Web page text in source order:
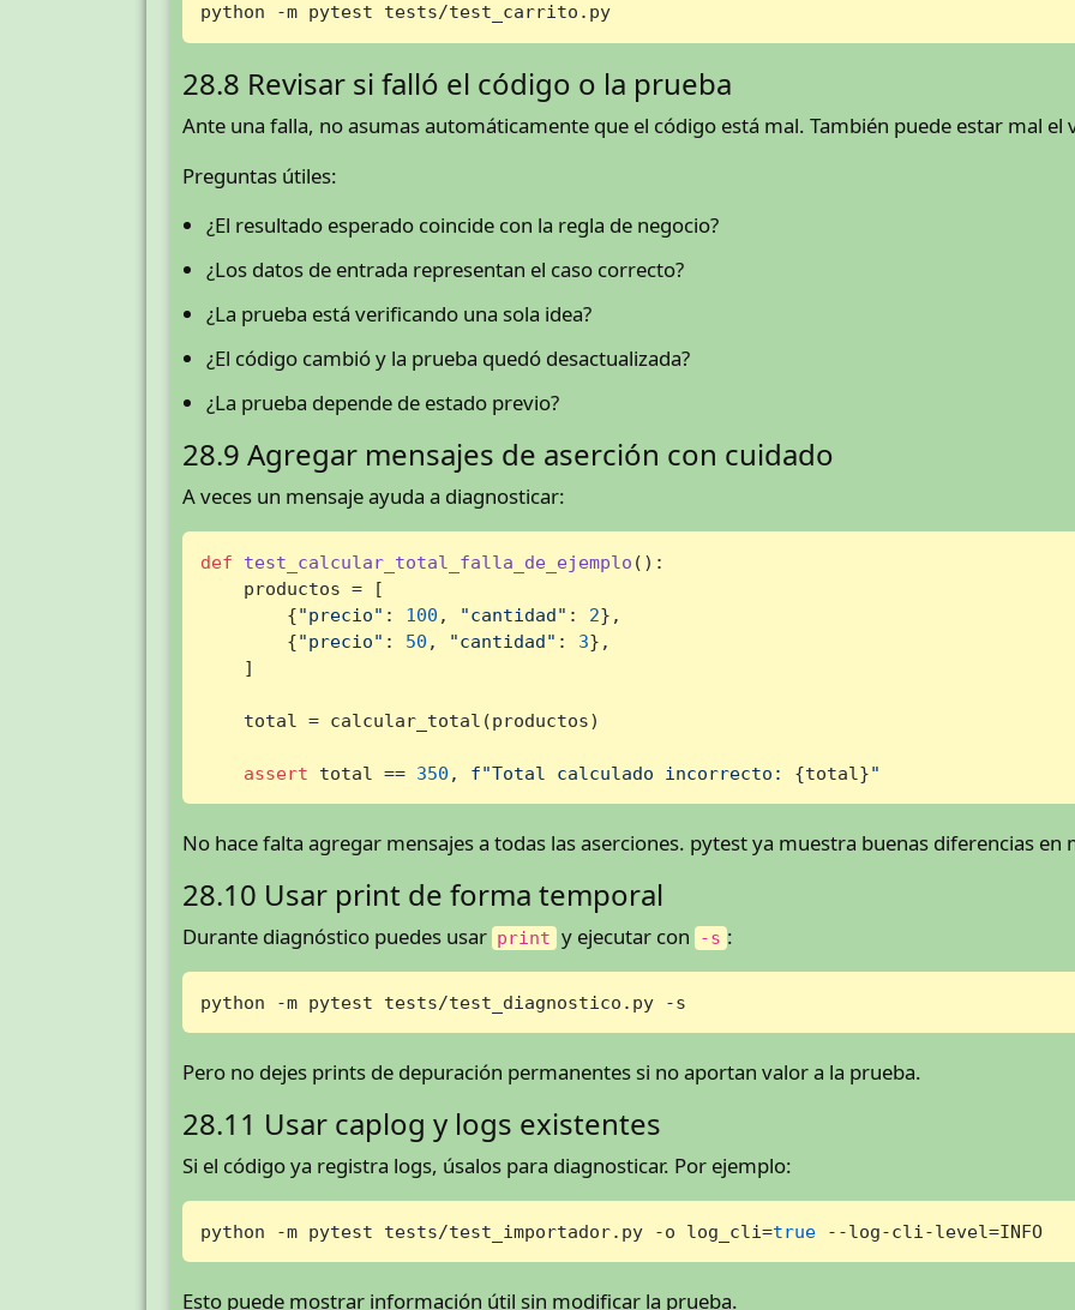
python -m pytest tests/test_carrito.py
28.8 Revisar si falló el código o la prueba
Ante una falla, no asumas automáticamente que el código está mal. También puede estar mal el
Preguntas útiles:
¿El resultado esperado coincide con la regla de negocio?
¿Los datos de entrada representan el caso correcto?
¿La prueba está verificando una sola idea?
¿El código cambió y la prueba quedó desactualizada?
¿La prueba depende de estado previo?
28.9 Agregar mensajes de aserción con cuidado
A veces un mensaje ayuda a diagnosticar:
def test_calcular_total_falla_de_ejemplo ():
    productos = [
        {
"precio" : 100 , "cantidad" : 2},
        {
"precio" : 50 , "cantidad" : 3},
    ]
    total = calcular_total(productos)
assert total == 350 , f"Total calculado incorrecto: {total}"
No hace falta agregar mensajes a todas las aserciones. pytest ya muestra buenas diferencias en
28.10 Usar print de forma temporal
Durante diagnóstico puedes usar print y ejecutar con -s :
python -m pytest tests/test_diagnostico.py -s
Pero no dejes prints de depuración permanentes si no aportan valor a la prueba.
28.11 Usar caplog y logs existentes
Si el código ya registra logs, úsalos para diagnosticar. Por ejemplo:
python -m pytest tests/test_importador.py -o log_cli=true --log-cli-level=INFO
Esto puede mostrar información útil sin modificar la prueba.